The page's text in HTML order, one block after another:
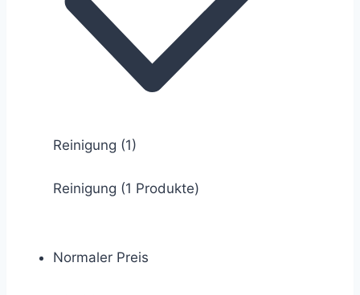
Reinigung (1)
Reinigung (1 Produkte)
Normaler Preis